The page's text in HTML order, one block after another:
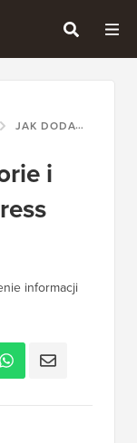
JAK DODAWAĆ KATEGORIE I TAGI DO STRON WORDPRESS (ŁATWY SPOSÓB)
i
informacji